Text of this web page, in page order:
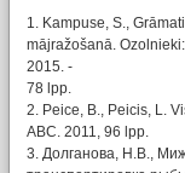
1. Kampuse, S.,
mājražošanā.
2015. -
78 lpp.
2. Peice, B., Peicis, L.
ABC. 2011, 96 lpp.
3. Долганова, Н.В.,